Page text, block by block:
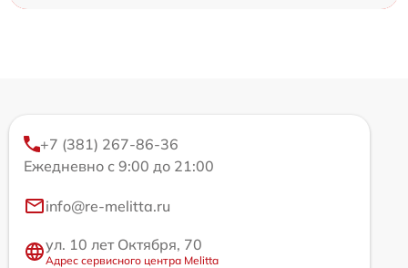
+7 (381) 267-86-36
Ежедневно с 9:00 до 21:00
info@re-melitta.ru
ул. 10 лет Октября, 70
Адрес сервисного центра Melitta